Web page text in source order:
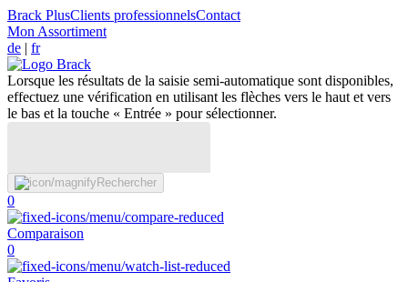
Brack PlusClients professionnelsContact
Mon Assortiment
de | fr
Lorsque les résultats de la saisie semi-automatique sont disponibles,
effectuez une vérification en utilisant les flèches vers le haut et vers
le bas et la touche « Entrée » pour sélectionner.
Rechercher
0
Comparaison
0